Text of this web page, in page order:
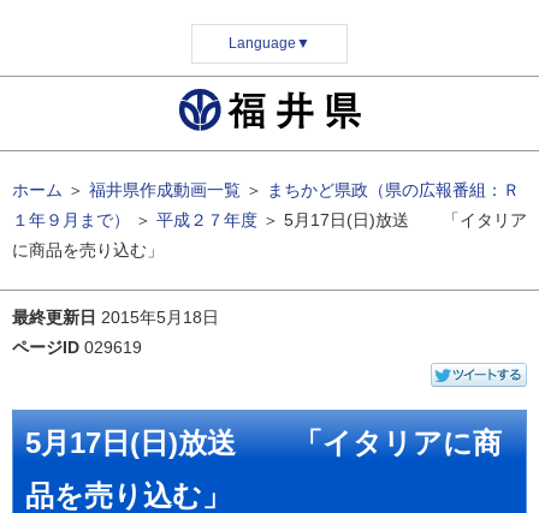
Language ▼
ホーム ＞ 福井県作成動画一覧 ＞
まちかど県政（県の広報番組：Ｒ
１年９月まで）
＞ 平成２７年度 ＞ 5月17日(日)放送 「イタリア
に商品を売り込む」
最終更新日 2015年5月18日
ページID 029619
5月17日(日)放送 「イタリアに商
品を売り込む」